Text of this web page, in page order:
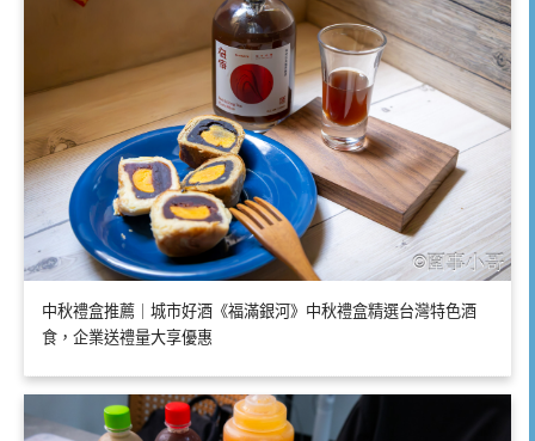
中秋禮盒推薦｜城市好酒《福滿銀河》中秋禮盒精選台灣特色酒
食，企業送禮量大享優惠